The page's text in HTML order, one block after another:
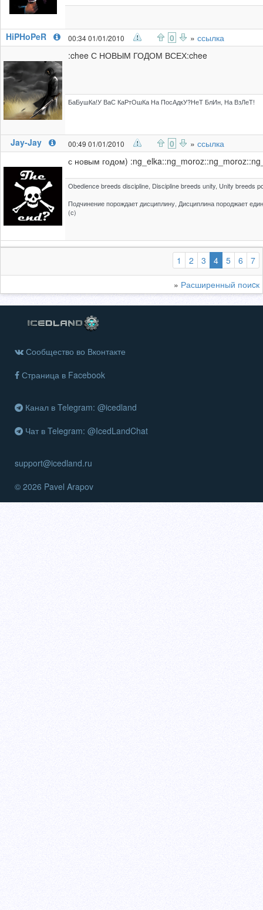
HiPHoPeR 00:34 01/01/2010 0 » ссылка
:chee С НОВЫМ ГОДОМ ВСЕХ:chee
БаБушКа!У ВаС КаРтОшКа На ПосАдкУ?НеТ БлИн, На ВзЛеТ!
Jay-Jay 00:49 01/01/2010 0 » ссылка
с новым годом)
Obedience breeds discipline, Discipline breeds unity, Unity breeds
Подчинение порождает дисциплину, Дисциплина породжает
(с)
1 2 3 4 5 6 7
» Расширенный поиcк
Сообщество во Вконтакте
Страница в Facebook
Канал в Telegram: @icedland
Чат в Telegram: @IcedLandChat
support@icedland.ru
© 2026 Pavel Arapov